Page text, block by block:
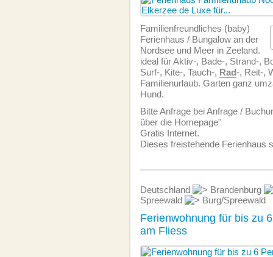
Familien­freundliches (baby)
Ferienhaus / Bungalow an der
Nordsee und Meer in Zeeland.
ideal für Aktiv-, Bade-, Strand-,
Surf-, Kite-, Tauch-, Rad-, Reit-,
Familienurlaub. Garten ganz
Hund.
Bitte Anfrage bei Anfrage /
über die Homepage"
Gratis Internet.
Dieses freistehende Ferienhaus
Deutschland
Brandenburg
Spreewald
Burg/Spreewald
Ferienwohnung für bis zu
am Fliess